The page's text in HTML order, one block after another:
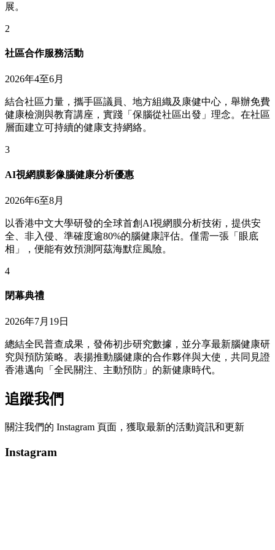
展。
2
社區合作服務活動
2026年4至6月
結合社區力量，攜手區議員、地方組織及康健中心，舉辦免費
健康檢測與教育講座，實踐「保腦從社區出發」理念。在社區
層面建立可持續的健康支持網絡。
3
AI視網膜影像腦健康分析優惠
2026年6至8月
以香港中文大學研發的全球首創AI視網膜分析技術，提供安
全、非入侵、準確度逾80%的腦健康評估。僅需一張「眼底
相」，便能有效預測阿茲海默症風險。
4
閉幕典禮
2026年7月19日
總結全民普查成果，發佈初步研究數據，並分享最新腦健康研
究與預防策略。表揚推動腦健康的合作夥伴與大使，共同見證
香港邁向「全民關注、主動預防」的新健康時代。
追蹤我們
關注我們的 Instagram 頁面，獲取最新的活動資訊和更新
Instagram